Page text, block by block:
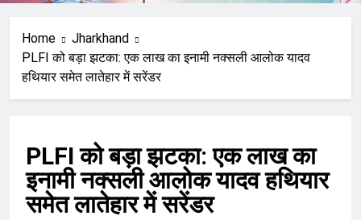
Home
Jharkhand
PLFI को बड़ा झटका: एक लाख का इनामी नक्सली आलोक यादव
हथियार समेत लातेहार में सरेंडर
PLFI को बड़ा झटका: एक लाख का
इनामी नक्सली आलोक यादव हथियार
समेत लातेहार में सरेंडर